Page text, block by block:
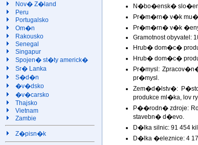
Nov� Z�land
Peru
Portugalsko
Om�n
Rakousko
Senegal
Singapur
Spojen� st�ty americk�
Sr� Lanka
S�d�n
�v�dsko
�v�carsko
Thajsko
Vietnam
Zambie
Z�pisn�k
N�bo�ensk�
Pr�m�rn� v�k
Pr�m�rn� v�k
Gramotnost obyvatel:
Hrub� dom�c�
Hrub� dom�c�
Pr�mysl:
pr�mysl.
Zem�d�lstv�:
produkce ml�ka, lov
P��rodn� zdroje:
stavebn� d�evo.
D�lka silnic: 91 454
D�lka �eleznice: 4